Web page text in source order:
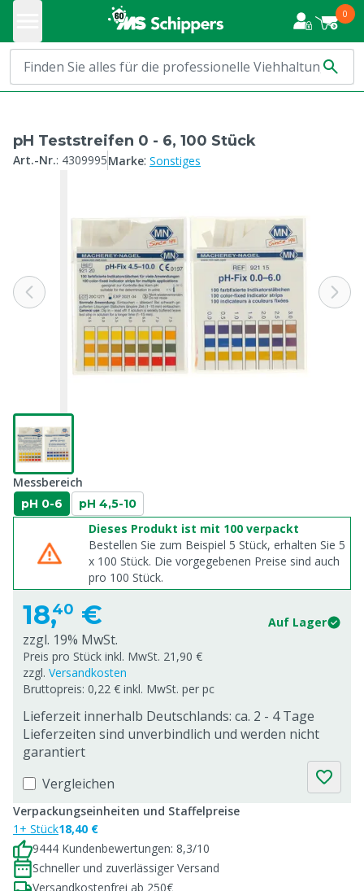
0
pH Teststreifen 0 - 6, 100 Stück
Art.-Nr.: 4309995Marke: Sonstiges
Messbereich
pH 0-6 pH 4,5-10
Dieses Produkt ist mit 100 verpackt
Bestellen Sie zum Beispiel 5 Stück, erhalten Sie 5
x 100 Stück. Die vorgegebenen Preise sind auch
pro 100 Stück.
18,40 € Auf Lager
zzgl. 19% MwSt.
Preis pro Stück inkl. MwSt. 21,90 €
zzgl. Versandkosten
Bruttopreis: 0,22 € inkl. MwSt. per pc
Lieferzeit innerhalb Deutschlands: ca. 2 - 4 Tage
Lieferzeiten sind unverbindlich und werden nicht
garantiert
Vergleichen
Verpackungseinheiten und Staffelpreise
1+ Stück18,40 €
9444 Kundenbewertungen: 8,3/10
Schneller und zuverlässiger Versand
Versandkostenfrei ab 250€